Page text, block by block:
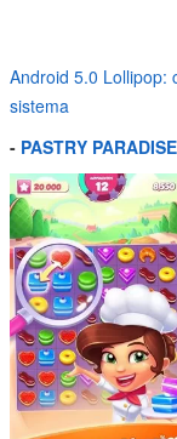
Android 5.0 Lollipop:
sistema
- PASTRY PARADISE